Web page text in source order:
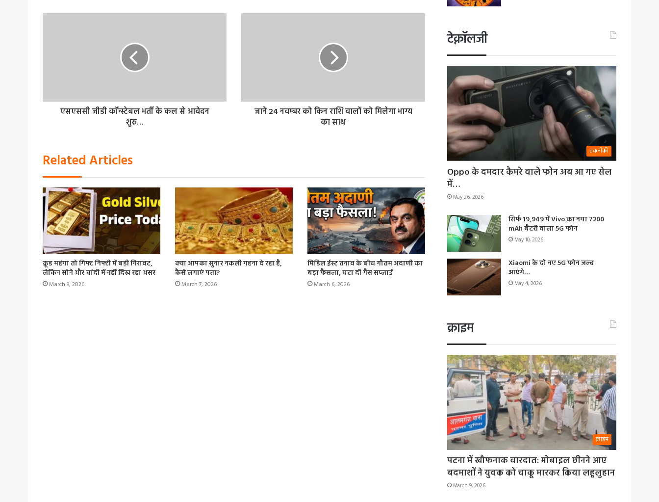
एसएससी जीडी कॉन्स्टेबल भर्ती के कल से आवेदन
शुरु…
जाने 24 नवम्बर को किन राशि वालों को मिलेगा भाग्य
का साथ
Related Articles
क्रूड महंगा तो गिफ्ट निफ्टी में बड़ी गिरावट,
लेकिन सोने और चांदी में नहीं दिख रहा असर
March 9, 2026
क्या आपका सुनार नकली गहना दे रहा है,
कैसे लगाएं पता?
March 7, 2026
मिडिल ईस्ट तनाव के बीच गौतम अदाणी का
बड़ा फैसला, घटा दी गैस सप्लाई
March 6, 2026
टेक्नॉलजी
तकनीकी
Oppo के दमदार कैमरे वाले फोन अब आ गए सेल
में…
May 26, 2026
सिर्फ 19,949 में Vivo का नया 7200
mAh बैटरी वाला 5G फोन
May 10, 2026
Xiaomi के दो नए 5G फोन जल्द
आएंगे…
May 4, 2026
क्राइम
क्राइम
पटना में खौफनाक वारदात: मोबाइल छीनने आए
बदमाशों ने युवक को चाकू मारकर किया लहूलुहान
March 9, 2026